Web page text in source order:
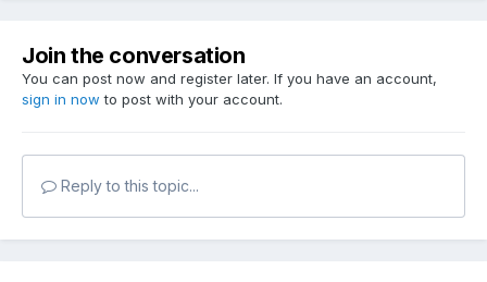
Join the conversation
You can post now and register later. If you have an account,
sign in now to post with your account.
Reply to this topic...